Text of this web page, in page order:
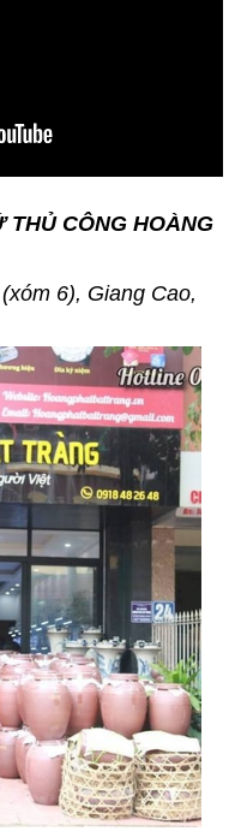
THỦ CÔNG HOÀNG
6), Giang Cao,